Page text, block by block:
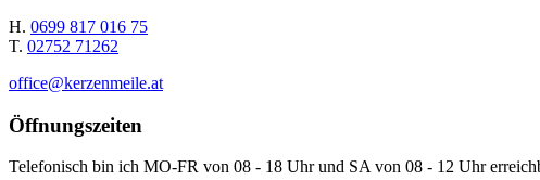
H. 0699 817 016 75
T. 02752 71262
office@kerzenmeile.at
Öffnungszeiten
Telefonisch bin ich MO-FR von 08 - 18 Uhr und SA von 08 - 12 Uhr